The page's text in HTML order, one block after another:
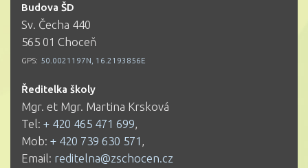
Budova ŠD
Sv. Čecha 440
565 01 Choceň
GPS: 50.0021197N, 16.2193856E
Ředitelka školy
Mgr. et Mgr. Martina Krsková
Tel: + 420 465 471 699
Mob: + 420 739 630 571
Email: reditelna@zschocen.cz